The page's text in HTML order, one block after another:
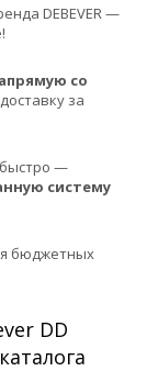
DEBEVER —
со
за
—
систему
бюджетных
DD